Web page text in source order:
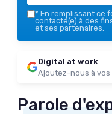
* En remplissant ce
contacté(e) à des
et ses partenaires.
Digital at work
Ajoutez-nous à
Parole